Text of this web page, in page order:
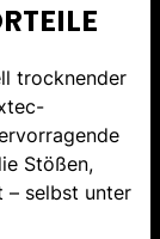
trocknender
Stößen,
– selbst unter